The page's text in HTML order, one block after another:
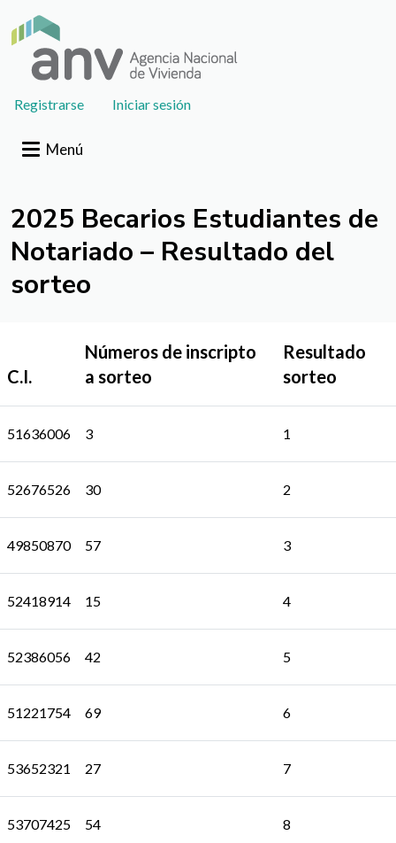
User
menu
Registrarse Iniciar sesión
Menú
2025 Becarios Estudiantes de
Notariado – Resultado del
sorteo
C.I.
Números de inscripto
a sorteo
Resultado
sorteo
51636006 3 1
52676526 30 2
49850870 57 3
52418914 15 4
52386056 42 5
51221754 69 6
53652321 27 7
53707425 54 8